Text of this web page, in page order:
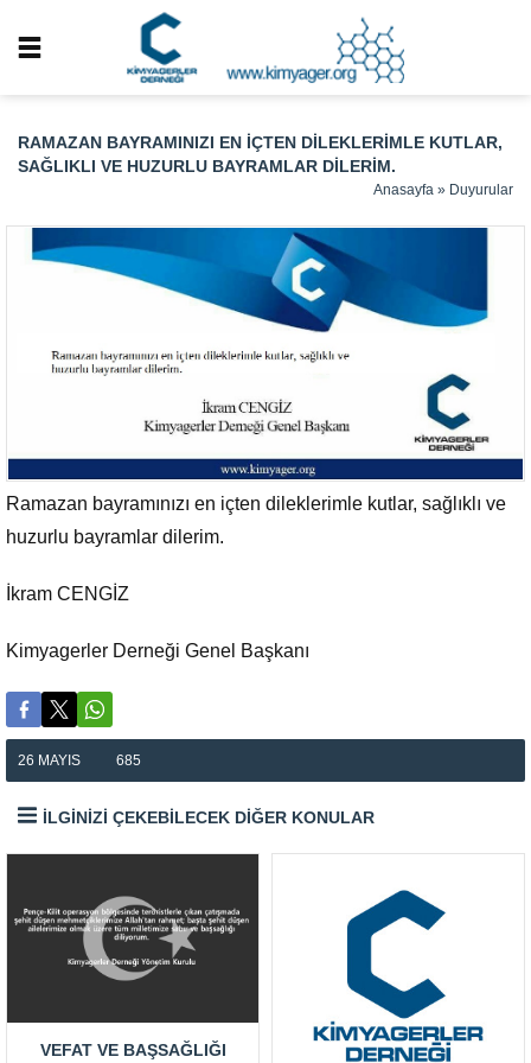
RAMAZAN BAYRAMINIZI EN IÇTEN DILEKLERIMLE KUTLAR,
SAĞLIKLI VE HUZURLU BAYRAMLAR DILERIM.
Anasayfa » Duyurular
Ramazan bayramınızı en içten dileklerimle kutlar, sağlıklı ve
huzurlu bayramlar dilerim.
İkram CENGİZ
Kimyagerler Derneği Genel Başkanı
26 MAYIS 685
İLGİNİZİ ÇEKEBİLECEK DİĞER KONULAR
VEFAT VE BAŞSAĞLIĞI